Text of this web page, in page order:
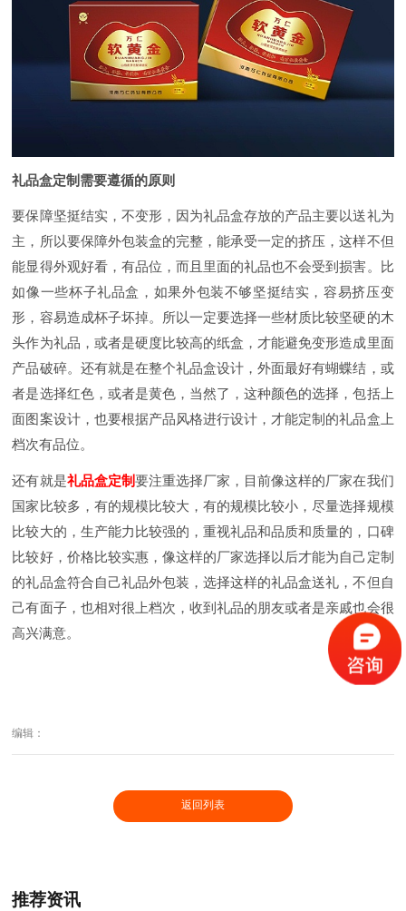
礼品盒定制需要遵循的原则
要保障坚挺结实，不变形，因为礼品盒存放的产品主要以送礼为
主，所以要保障外包装盒的完整，能承受一定的挤压，这样不但
能显得外观好看，有品位，而且里面的礼品也不会受到损害。比
如像一些杯子礼品盒，如果外包装不够坚挺结实，容易挤压变
形，容易造成杯子坏掉。所以一定要选择一些材质比较坚硬的木
头作为礼品，或者是硬度比较高的纸盒，才能避免变形造成里面
产品破碎。还有就是在整个礼品盒设计，外面最好有蝴蝶结，或
者是选择红色，或者是黄色，当然了，这种颜色的选择，包括上
面图案设计，也要根据产品风格进行设计，才能定制的礼品盒上
档次有品位。
还有就是礼品盒定制要注重选择厂家，目前像这样的厂家在我们
国家比较多，有的规模比较大，有的规模比较小，尽量选择规模
比较大的，生产能力比较强的，重视礼品和品质和质量的，口碑
比较好，价格比较实惠，像这样的厂家选择以后才能为自己定制
的礼品盒符合自己礼品外包装，选择这样的礼品盒送礼，不但自
己有面子，也相对很上档次，收到礼品的朋友或者是亲戚也会很
高兴满意。
编辑：
返回列表
推荐资讯